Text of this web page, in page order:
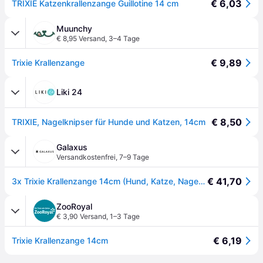
TRIXIE Katzenkrallenzange Guillotine 14 cm € 6,03
Muunchy
€ 8,95 Versand, 3–4 Tage
Trixie Krallenzange € 9,89
Liki 24
TRIXIE, Nagelknipser für Hunde und Katzen, 14cm € 8,50
Galaxus
Versandkostenfrei, 7–9 Tage
3x Trixie Krallenzange 14cm (Hund, Katze, Nager), Tierpflegegerät € 41,70
ZooRoyal
€ 3,90 Versand, 1–3 Tage
Trixie Krallenzange 14cm € 6,19